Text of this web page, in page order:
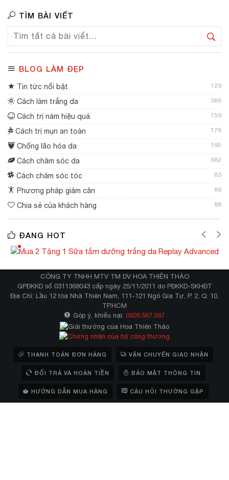
TÌM BÀI VIẾT
BLOG LÀM ĐẸP
Tin tức nổi bật 129
Cách làm trắng da 386
Cách trị nám hiệu quả 159
Cách trị mụn an toàn 178
Chống lão hóa da 195
Cách chăm sóc da 682
Cách chăm sóc tóc 83
Phương pháp giảm cân 89
Chia sẻ của khách hàng 88
ĐANG HOT
CÔNG TY TNHH MTV TM DV HOA THIÊN THẢO
GPĐKKD số 0311368043 cấp ngày 25/11/2011 do PĐKKD-SKHĐT
Địa Chỉ: Lầu 12 tòa Nhà Thiên Nam, 111-121 Ngô Gia Tự, P. 2, Q. 10,
TP.HCM
Góp ý, khiếu nại: 0926.567.567
THANH TOÁN ĐƠN HÀNG VẬN CHUYỂN GIAO NHẬN
ĐỔI TRẢ VÀ HOÀN TIỀN BẢO MẬT THÔNG TIN
HƯỚNG DẪN MUA HÀNG CÂU HỎI THƯỜNG GẶP